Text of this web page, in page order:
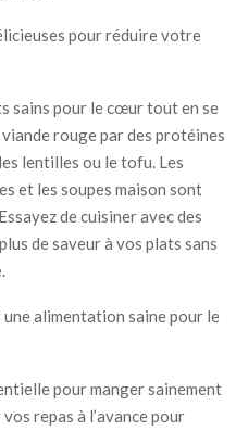
pour réduire votre
sains pour le cœur tout en se
rouge par des protéines
lentilles ou le tofu. Les
et les soupes maison sont
de cuisiner avec des
de saveur à vos plats sans
alimentation saine pour le
pour manger sainement
repas à l’avance pour